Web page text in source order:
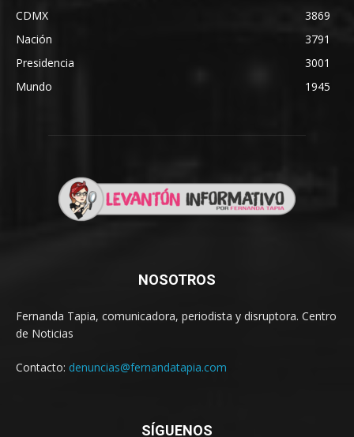
CDMX
3869
Nación
3791
Presidencia
3001
Mundo
1945
NOSOTROS
Fernanda Tapia, comunicadora, periodista y disruptora. Centro
de Noticias
Contacto: denuncias@fernandatapia.com
SÍGUENOS